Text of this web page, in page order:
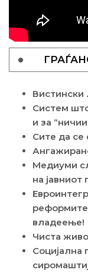
Вистински
Систем
и за
Сите да се
Медиуми
на јавниот
владеење!
Чиста
Социјална